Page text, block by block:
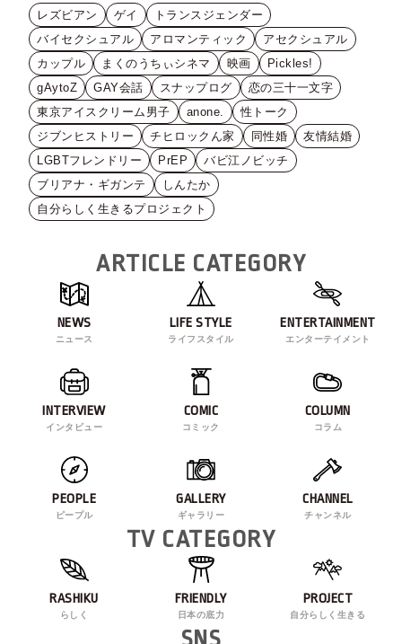
レズビアン ゲイ
トランスジェンダー
バイセクシュアル
アロマンティック
アセクシュアル
カップル
まくのうちぃシネマ 映画
Pickles!
gAytoZ
GAY会話 スナップログ
恋の三十一文字
東京アイスクリーム男子
anone.
性トーク
ジブンヒストリー
チヒロックん家 同性婚
友情結婚
LGBTフレンドリー
PrEP
バビ江ノビッチ
ブリアナ・ギガンテ
しんたか
自分らしく生きるプロジェクト
ARTICLE CATEGORY
NEWS
ニュース
LIFE STYLE
ライフスタイル
ENTERTAINMENT
エンターテイメント
INTERVIEW
インタビュー
COMIC
コミック
COLUMN
コラム
PEOPLE
ピープル
GALLERY
ギャラリー
CHANNEL
チャンネル
TV CATEGORY
RASHIKU
らしく
FRIENDLY
日本の底力
PROJECT
自分らしく生きる